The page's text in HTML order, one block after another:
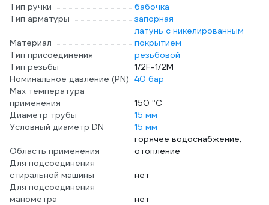
Тип ручки
бабочка
Тип арматуры
запорная
Материал
латунь с никелированным
покрытием
Тип присоединения
резьбовой
Тип резьбы
1/2F-1/2M
Номинальное давление (PN) 40 бар
Max температура
применения
150 °С
Диаметр трубы
15 мм
Условный диаметр DN
15 мм
Область применения
горячее водоснабжение,
отопление
Для подсоединения
стиральной машины
нет
Для подсоединения
манометра
нет